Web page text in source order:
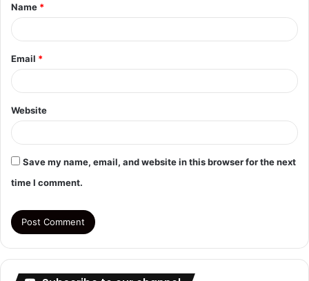
*
Name *
Email *
Website
Save my name, email, and website in this browser for the next
time I comment.